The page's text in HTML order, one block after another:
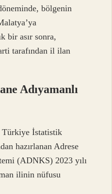
bölgenin
bir asır sonra,
tarafından il ilan
Adıyamanlı
Türkiye İstatistik
hazırlanan Adrese
(ADNKS) 2023 yılı
ilinin nüfusu